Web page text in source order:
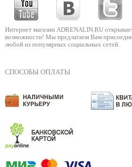
Интернет магазин ADRENALIN.RU
возможности! Мы предлагаем Вам
любой из популярных социальных сетей.
СПОСОБЫ ОПЛАТЫ